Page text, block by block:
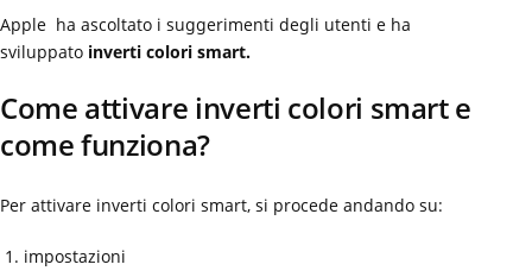
Apple ha ascoltato i suggerimenti degli utenti e ha
sviluppato inverti colori smart.
Come attivare inverti colori smart e
come funziona?
Per attivare inverti colori smart, si procede andando su:
impostazioni